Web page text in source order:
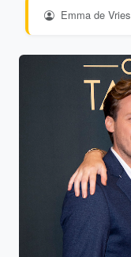
Emma de Vries